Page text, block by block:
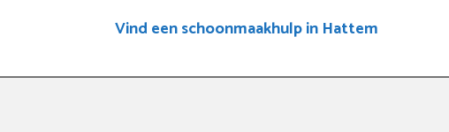
Vind een schoonmaakhulp in Hattem